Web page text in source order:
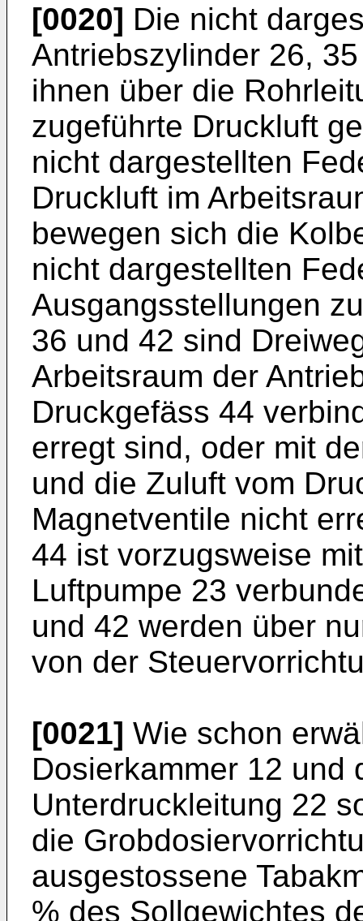
[0020] Die nicht
Antriebszylinder 26,
ihnen über die
zugeführte Druckluft
nicht dargestellten
Druckluft im
bewegen sich die
nicht dargestellten
Ausgangsstellungen
36 und 42 sind
Arbeitsraum der
Druckgefäss 44
erregt sind, oder mit
und die Zuluft vom
Magnetventile nicht
44 ist vorzugsweise
Luftpumpe 23
und 42 werden über
von der
[0021] Wie schon
Dosierkammer 12 und
Unterdruckleitung 22
die
ausgestossene
% des Sollgewichtes